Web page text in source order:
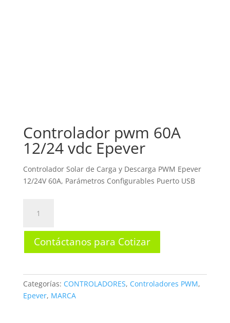
Controlador pwm 60A
12/24 vdc Epever
Controlador Solar de Carga y Descarga PWM Epever
12/24V 60A, Parámetros Configurables Puerto USB
pwm
12/24
vdc
cantidad
Contáctanos para Cotizar
Categorías: CONTROLADORES, Controladores PWM,
Epever, MARCA